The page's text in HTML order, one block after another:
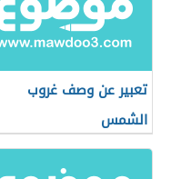
تعبير عن وصف غروب
الشمس